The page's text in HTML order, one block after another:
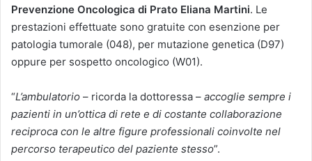
Prevenzione Oncologica di Prato Eliana Martini. Le
prestazioni effettuate sono gratuite con esenzione per
patologia tumorale (048), per mutazione genetica (D97)
oppure per sospetto oncologico (W01).
“L’ambulatorio – ricorda la dottoressa – accoglie sempre i
pazienti in un’ottica di rete e di costante collaborazione
reciproca con le altre figure professionali coinvolte nel
percorso terapeutico del paziente stesso”.